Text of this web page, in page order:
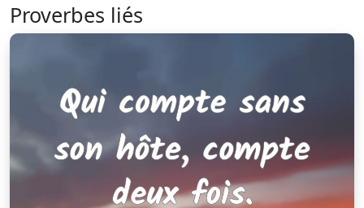
Proverbes liés